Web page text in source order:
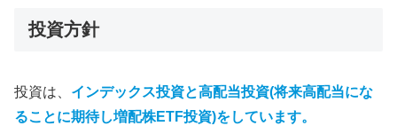
投資方針
投資は、 インデックス投資と高配当投資(将来高配当にな
ることに期待し増配株ETF投資)をしています。